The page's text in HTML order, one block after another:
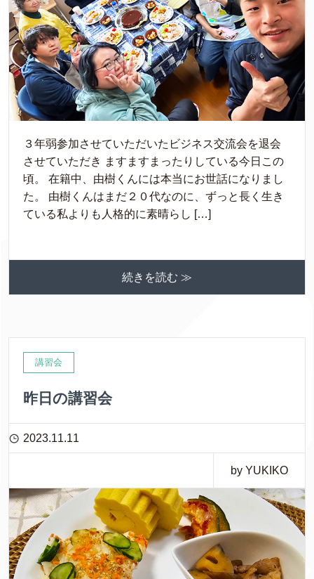
３年弱参加させていただいたビジネス交流会を退会
させていただき ますますまったりしている今日この
頃。 在籍中、由樹くんには本当にお世話になりまし
た。 由樹くんはまだ２０代なのに、ずっと長く生き
ている私よりも人格的に素晴らし […]
続きを読む ≫
講習会
昨日の講習会
2023.11.11
by YUKIKO